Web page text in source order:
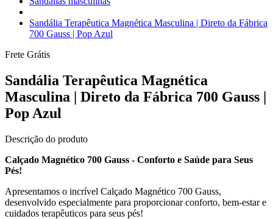
Sandália Terapêutica Magnética Masculina | Direto da Fábrica
700 Gauss | Pop Azul
Frete Grátis
Sandália Terapêutica Magnética
Masculina | Direto da Fábrica 700 Gauss |
Pop Azul
Descrição do produto
Calçado Magnético 700 Gauss - Conforto e Saúde para Seus
Pés!
Apresentamos o incrível Calçado Magnético 700 Gauss,
desenvolvido especialmente para proporcionar conforto, bem-estar e
cuidados terapêuticos para seus pés!